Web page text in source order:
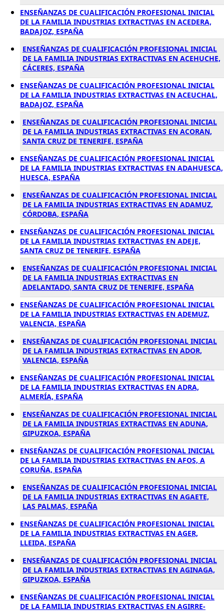
ENSEÑANZAS DE CUALIFICACIÓN PROFESIONAL INICIAL
DE LA FAMILIA INDUSTRIAS EXTRACTIVAS EN ACEDERA,
BADAJOZ, ESPAÑA
ENSEÑANZAS DE CUALIFICACIÓN PROFESIONAL INICIAL
DE LA FAMILIA INDUSTRIAS EXTRACTIVAS EN ACEHUCHE,
CÁCERES, ESPAÑA
ENSEÑANZAS DE CUALIFICACIÓN PROFESIONAL INICIAL
DE LA FAMILIA INDUSTRIAS EXTRACTIVAS EN ACEUCHAL,
BADAJOZ, ESPAÑA
ENSEÑANZAS DE CUALIFICACIÓN PROFESIONAL INICIAL
DE LA FAMILIA INDUSTRIAS EXTRACTIVAS EN ACORAN,
SANTA CRUZ DE TENERIFE, ESPAÑA
ENSEÑANZAS DE CUALIFICACIÓN PROFESIONAL INICIAL
DE LA FAMILIA INDUSTRIAS EXTRACTIVAS EN ADAHUESCA,
HUESCA, ESPAÑA
ENSEÑANZAS DE CUALIFICACIÓN PROFESIONAL INICIAL
DE LA FAMILIA INDUSTRIAS EXTRACTIVAS EN ADAMUZ,
CÓRDOBA, ESPAÑA
ENSEÑANZAS DE CUALIFICACIÓN PROFESIONAL INICIAL
DE LA FAMILIA INDUSTRIAS EXTRACTIVAS EN ADEJE,
SANTA CRUZ DE TENERIFE, ESPAÑA
ENSEÑANZAS DE CUALIFICACIÓN PROFESIONAL INICIAL
DE LA FAMILIA INDUSTRIAS EXTRACTIVAS EN
ADELANTADO, SANTA CRUZ DE TENERIFE, ESPAÑA
ENSEÑANZAS DE CUALIFICACIÓN PROFESIONAL INICIAL
DE LA FAMILIA INDUSTRIAS EXTRACTIVAS EN ADEMUZ,
VALENCIA, ESPAÑA
ENSEÑANZAS DE CUALIFICACIÓN PROFESIONAL INICIAL
DE LA FAMILIA INDUSTRIAS EXTRACTIVAS EN ADOR,
VALENCIA, ESPAÑA
ENSEÑANZAS DE CUALIFICACIÓN PROFESIONAL INICIAL
DE LA FAMILIA INDUSTRIAS EXTRACTIVAS EN ADRA,
ALMERÍA, ESPAÑA
ENSEÑANZAS DE CUALIFICACIÓN PROFESIONAL INICIAL
DE LA FAMILIA INDUSTRIAS EXTRACTIVAS EN ADUNA,
GIPUZKOA, ESPAÑA
ENSEÑANZAS DE CUALIFICACIÓN PROFESIONAL INICIAL
DE LA FAMILIA INDUSTRIAS EXTRACTIVAS EN AFOS, A
CORUÑA, ESPAÑA
ENSEÑANZAS DE CUALIFICACIÓN PROFESIONAL INICIAL
DE LA FAMILIA INDUSTRIAS EXTRACTIVAS EN AGAETE,
LAS PALMAS, ESPAÑA
ENSEÑANZAS DE CUALIFICACIÓN PROFESIONAL INICIAL
DE LA FAMILIA INDUSTRIAS EXTRACTIVAS EN AGER,
LLEIDA, ESPAÑA
ENSEÑANZAS DE CUALIFICACIÓN PROFESIONAL INICIAL
DE LA FAMILIA INDUSTRIAS EXTRACTIVAS EN AGINAGA,
GIPUZKOA, ESPAÑA
ENSEÑANZAS DE CUALIFICACIÓN PROFESIONAL INICIAL
DE LA FAMILIA INDUSTRIAS EXTRACTIVAS EN AGIRRE-